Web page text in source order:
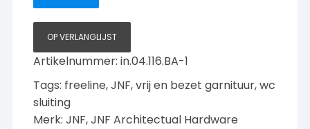
en
bezet
garnituur
met
rond
rozet,
RVS-
OP VERLANGLIJST
Artikelnummer:in.04.116.BA-1
Tags: freeline,JNF,vrij en bezet garnituur,wc
sluiting
Merk:JNF,JNF Architectual Hardware